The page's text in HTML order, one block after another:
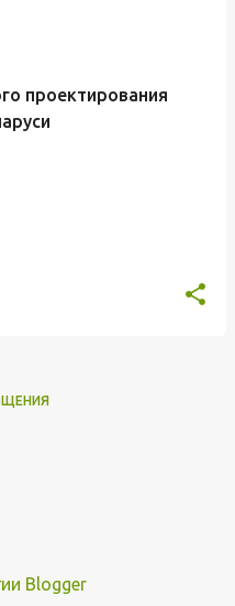
проектирования
Blogger